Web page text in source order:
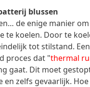
blussen
de enige manier
te koelen. Door te
tot stilstand.
proces dat "thermal
gaat. Dit moet
en zelfs gevaarlijk.